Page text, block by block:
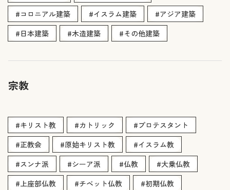
#コロニアル建築
#イスラム建築
#アジア建築
#日本建築
#木造建築 #その他建築
宗教
#キリスト教 #カトリック
#プロテスタント
#正教会
#原始キリスト教
#イスラム教
#スンナ派
#シーア派 #仏教
#大乗仏教
#上座部仏教
#チベット仏教
#初期仏教